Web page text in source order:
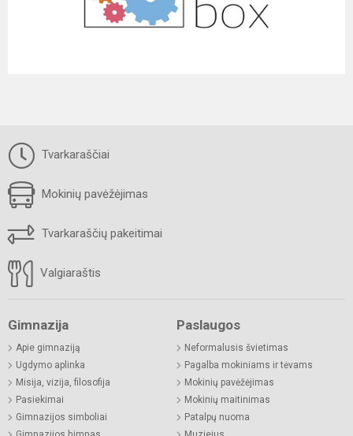
Tvarkaraščiai
Mokinių pavėžėjimas
Tvarkaraščių pakeitimai
Valgiaraštis
Gimnazija
Apie gimnaziją
Ugdymo aplinka
Misija, vizija, filosofija
Pasiekimai
Gimnazijos simboliai
Paslaugos
Neformalusis švietimas
Pagalba mokiniams ir tėvams
Mokinių pavėžėjimas
Mokinių maitinimas
Patalpų nuoma